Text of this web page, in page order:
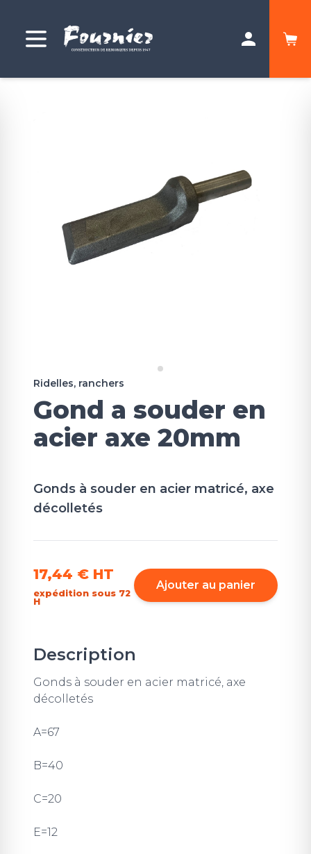
Ridelles, ranchers
Gond a souder en
acier axe 20mm
Gonds à souder en acier matricé, axe
décolletés
17,44 € HT
expédition sous 72
H
Ajouter au panier
Description
Gonds à souder en acier matricé, axe
décolletés
A=67
B=40
C=20
E=12